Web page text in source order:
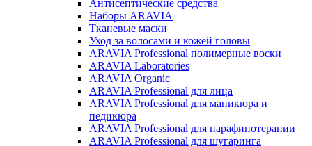
Антисептические средства
Наборы ARAVIA
Тканевые маски
Уход за волосами и кожей головы
ARAVIA Professional полимерные воски
ARAVIA Laboratories
ARAVIA Organic
ARAVIA Professional для лица
ARAVIA Professional для маникюра и
педикюра
ARAVIA Professional для парафинотерапии
ARAVIA Professional для шугаринга